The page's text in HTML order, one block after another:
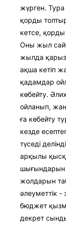
жүрген.
қорды
кетсе, қорды
Оны жыл
жылда
ақша кетіп
қадамдар
көбейту.
ойланып,
ға көбейту
кезде
түседі
арқылы
шығындарын
жолдарын
әлеуметтік -
бюджет
декрет